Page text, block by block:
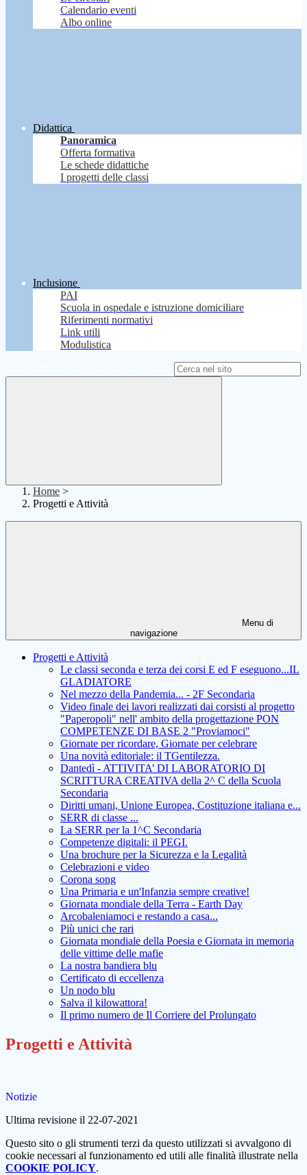
Calendario eventi
Albo online
Didattica
Panoramica
Offerta formativa
Le schede didattiche
I progetti delle classi
Inclusione
PAI
Scuola in ospedale e istruzione domiciliare
Riferimenti normativi
Link utili
Modulistica
Home >
Progetti e Attività
Menu di
navigazione
Progetti e Attività
Le classi seconda e terza dei corsi E ed F eseguono...IL
GLADIATORE
Nel mezzo della Pandemia... - 2F Secondaria
Video finale dei lavori realizzati dai corsisti al progetto
"Paperopoli" nell' ambito della progettazione PON
COMPETENZE DI BASE 2 "Proviamoci"
Giornate per ricordare, Giornate per celebrare
Una novità editoriale: il TGentilezza.
Dantedì - ATTIVITA’ DI LABORATORIO DI
SCRITTURA CREATIVA della 2^ C della Scuola
Secondaria
Diritti umani, Unione Europea, Costituzione italiana e...
SERR di classe ...
La SERR per la 1^C Secondaria
Competenze digitali: il PEGI.
Una brochure per la Sicurezza e la Legalità
Celebrazioni e video
Corona song
Una Primaria e un'Infanzia sempre creative!
Giornata mondiale della Terra - Earth Day
Arcobaleniamoci e restando a casa...
Più unici che rari
Giornata mondiale della Poesia e Giornata in memoria
delle vittime delle mafie
La nostra bandiera blu
Certificato di eccellenza
Un nodo blu
Salva il kilowattora!
Il primo numero de Il Corriere del Prolungato
Progetti e Attività
Notizie
Ultima revisione il 22-07-2021
Questo sito o gli strumenti terzi da questo utilizzati si avvalgono di
cookie necessari al funzionamento ed utili alle finalità illustrate nella
COOKIE POLICY.